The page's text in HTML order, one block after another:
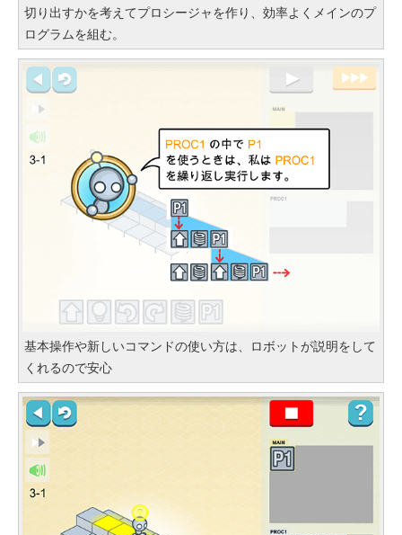
切り出すかを考えてプロシージャを作り、効率よくメインのプ
ログラムを組む。
基本操作や新しいコマンドの使い方は、ロボットが説明をして
くれるので安心